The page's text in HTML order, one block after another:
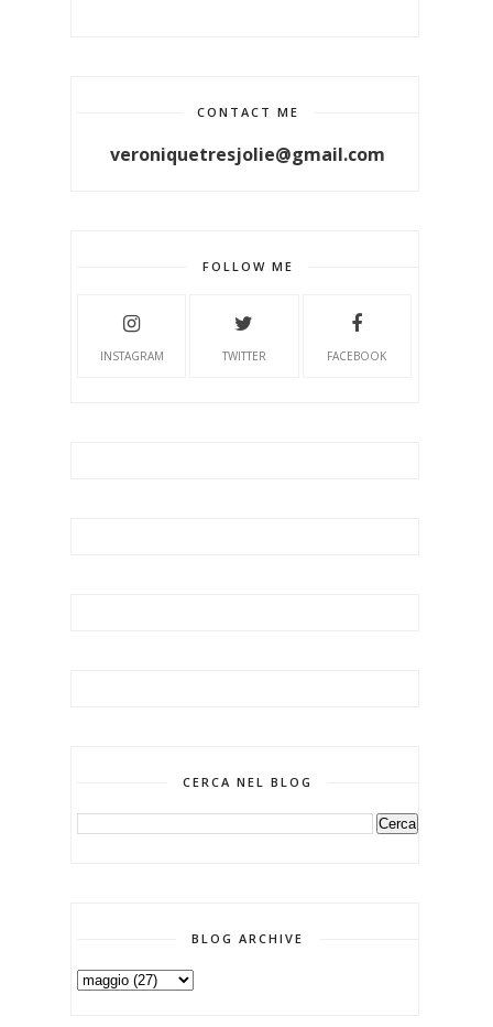
CONTACT ME
veroniquetresjolie@gmail.com
FOLLOW ME
INSTAGRAM TWITTER FACEBOOK
CERCA NEL BLOG
BLOG ARCHIVE